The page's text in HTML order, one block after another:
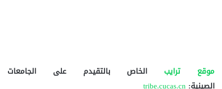
موقع ترايب الخاص بالتقيدم على الجامعات
الصينية: tribe.cucas.cn